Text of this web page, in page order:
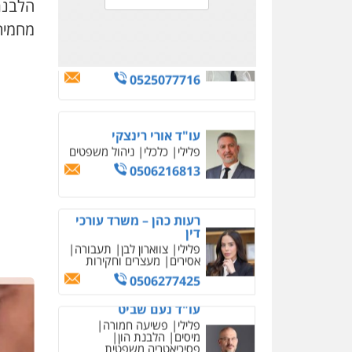
048147500
לוי מלאך דדון – משרד
0544231863
עו"ד שאדי כבהא
0525556970
עו"ד ד"ר איתן
פינקלשטיין
ייעוץ לעורכי דין
0507061374